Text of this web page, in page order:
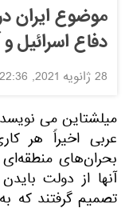
موضوع ایران
دفاع اسرائیل و
28 ژانویه 2021, 22:36
میلشتاین می
عربی اخیراََ هر
بحران‌های
آنها از دولت
تصمیم گرفتند که